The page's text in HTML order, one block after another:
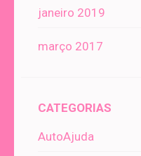
janeiro 2019
março 2017
CATEGORIAS
AutoAjuda